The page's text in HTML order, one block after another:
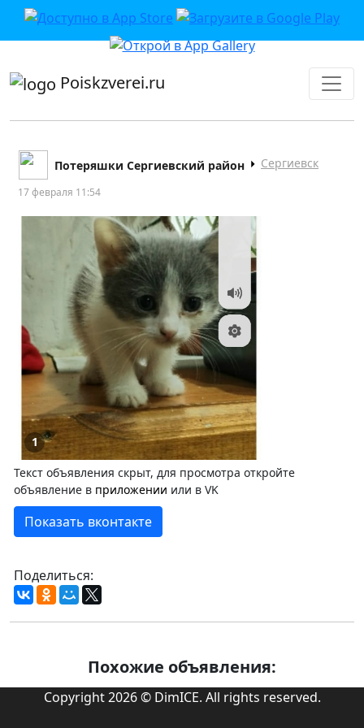
приложении или в VK">
Poiskzverei.ru
Потеряшки Сергиевский район Сергиевск
17 февраля 11:54
1
Текст объявления скрыт, для просмотра откройте
объявление в приложении или в VK
Показать вконтакте
Поделиться:
Похожие объявления:
Copyright 2026 © DimICE. All rights reserved.